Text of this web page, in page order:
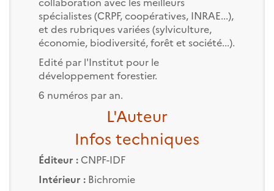
spécialistes (CRPF, coopératives, INRAE...),
et des rubriques variées (sylviculture,
économie, biodiversité, forêt et société...).
Edité par l'Institut pour le
développement forestier.
6 numéros par an.
L'Auteur
Infos techniques
Éditeur : CNPF-IDF
Intérieur :Bichromie